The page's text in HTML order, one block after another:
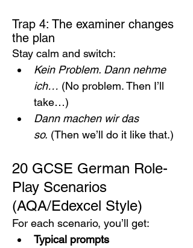
Trap 4: The examiner changes
the plan
Stay calm and switch:
Kein Problem. Dann nehme
ich… (No problem. Then I’ll
take…)
Dann machen wir das
so. (Then we’ll do it like that.)
20 GCSE German Role-
Play Scenarios
(AQA/Edexcel Style)
For each scenario, you’ll get:
Typical prompts